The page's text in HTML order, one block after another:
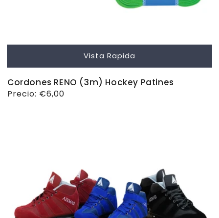
Vista Rapida
Cordones RENO (3m) Hockey Patines
Precio
Precio: €6,00